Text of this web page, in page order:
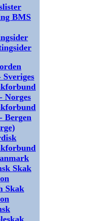
BMS
Sveriges
Norges
Bergen
Skak
Skak